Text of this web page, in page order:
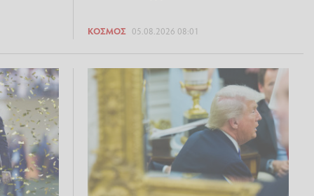
ΚΌΣΜΟΣ 05.08.2026 08:01